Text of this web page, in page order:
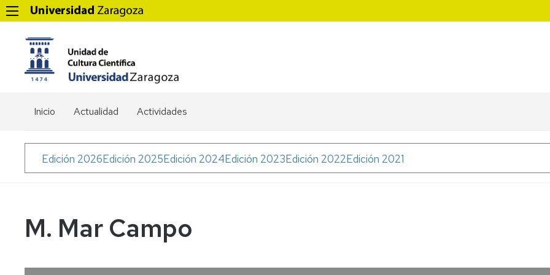
Inicio Actualidad Actividades
Menú
Soy
Edición 2026Edición 2025Edición 2024Edición 2023Edición 2022Edición 2021
M. Mar Campo